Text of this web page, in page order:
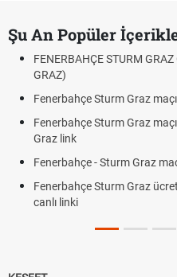
Şu An Popüler
FENERBAHÇE STURM
GRAZ)
Fenerbahçe Sturm Graz
Fenerbahçe Sturm Graz
Graz link
Fenerbahçe - Sturm Graz
Fenerbahçe Sturm Graz
canlı linki